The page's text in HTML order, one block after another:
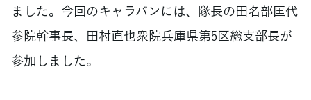
ました。今回のキャラバンには、隊長の田名部匡代
参院幹事長、田村直也衆院兵庫県第5区総支部長が
参加しました。